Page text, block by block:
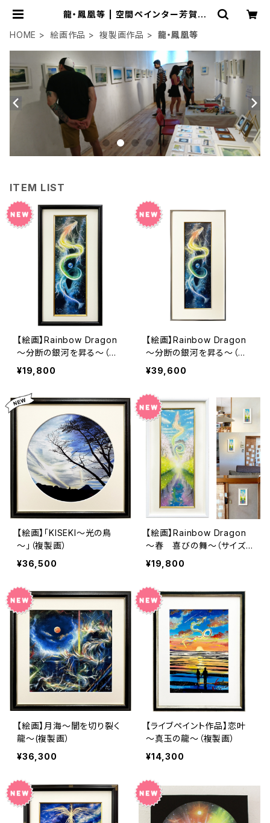
龍・鳳凰等 | 空間ペインター芳賀健
ップ
HOME 絵画作品 複製画作品 龍・鳳凰等
ITEM LIST
【絵画】Rainbow Dragon
～分断の銀河を昇る～（サ
イズ小:200×400）（複製
¥19,800
【絵画】Rainbow Dragon
～分断の銀河を昇る～（サ
イズ大：800×400)（複製
¥39,600
【絵画】「KISEKI～光の鳥
～」（複製画）
¥36,500
【絵画】Rainbow Dragon
～春 喜びの舞～（サイズ
小:200×400）（複製画）
¥19,800
【絵画】月海～闇を切り裂く
龍～(複製画）
¥36,300
【ライブペイント作品】恋叶
～真玉の龍～（複製画）
¥14,300